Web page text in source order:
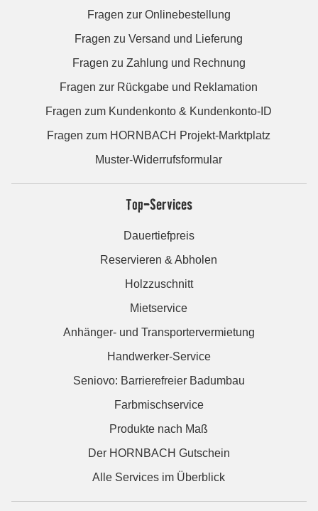
Fragen zur Onlinebestellung
Fragen zu Versand und Lieferung
Fragen zu Zahlung und Rechnung
Fragen zur Rückgabe und Reklamation
Fragen zum Kundenkonto & Kundenkonto-ID
Fragen zum HORNBACH Projekt-Marktplatz
Muster-Widerrufsformular
Top-Services
Dauertiefpreis
Reservieren & Abholen
Holzzuschnitt
Mietservice
Anhänger- und Transportervermietung
Handwerker-Service
Seniovo: Barrierefreier Badumbau
Farbmischservice
Produkte nach Maß
Der HORNBACH Gutschein
Alle Services im Überblick